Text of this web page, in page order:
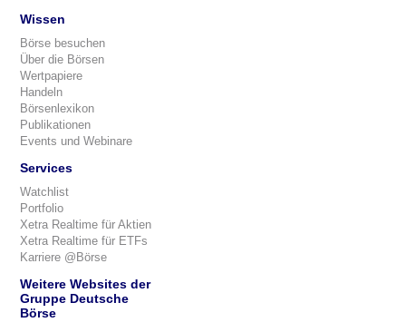
Wissen
Börse besuchen
Über die Börsen
Wertpapiere
Handeln
Börsenlexikon
Publikationen
Events und Webinare
Services
Watchlist
Portfolio
Xetra Realtime für Aktien
Xetra Realtime für ETFs
Karriere @Börse
Weitere Websites der
Gruppe Deutsche
Börse